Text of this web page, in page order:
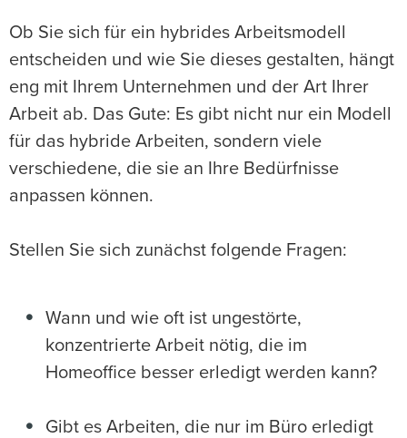
Ob Sie sich für ein hybrides Arbeitsmodell
entscheiden und wie Sie dieses gestalten, hängt
eng mit Ihrem Unternehmen und der Art Ihrer
Arbeit ab. Das Gute: Es gibt nicht nur ein Modell
für das hybride Arbeiten, sondern viele
verschiedene, die sie an Ihre Bedürfnisse
anpassen können.
Stellen Sie sich zunächst folgende Fragen:
Wann und wie oft ist ungestörte,
konzentrierte Arbeit nötig, die im
Homeoffice besser erledigt werden kann?
Gibt es Arbeiten, die nur im Büro erledigt